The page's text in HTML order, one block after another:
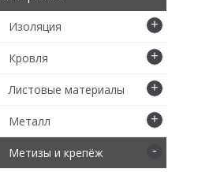
Изоляция +
Кровля +
Листовые материалы +
Металл +
Метизы и крепёж -